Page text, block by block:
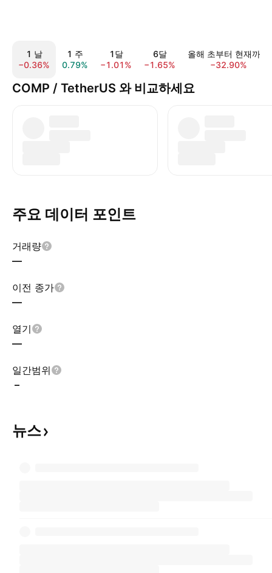
1 날
−0.36%
1 주
0.79%
1달
−1.01%
6달
−1.65%
올해 초부터 현재까지
−32.90%
COMP / TetherUS 와 비교하세요
주요 데이터 포인트
거래량
—
이전 종가
—
열기
—
일간범위
–
뉴스